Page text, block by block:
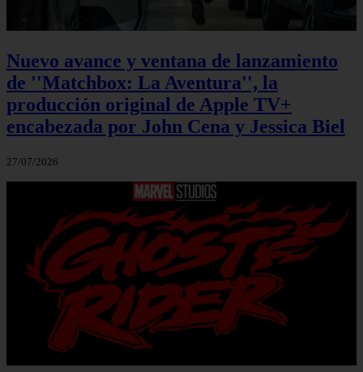
Nuevo avance y ventana de lanzamiento
de ''Matchbox: La Aventura'', la
producción original de Apple TV+
encabezada por John Cena y Jessica Biel
27/07/2026